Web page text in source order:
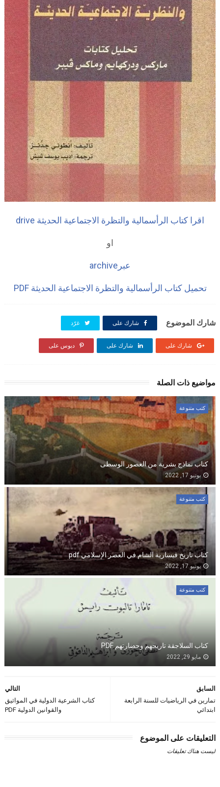
اقرا كتاب الرأسمالية والتظرة الاجتماعية الحديثة drive
او
عبرarchive
تحميل كتاب الرأسمالية والتظرة الاجتماعية الحديثة PDF
شارك الموضوع شارك على غرّد
شارك على شارك على دبوس على
مواضيع ذات الصلة
كتب متنوعة
كتاب نماذج بشرية من العصور الوسطى
يونيو 17, 2022
كتب متنوعة
كتاب تاريخ قيسارية الشام في العصر الإسلامي pdf
يونيو 17, 2022
كتب متنوعة
كتاب السلاجقة تاريخهم وحضارتهم PDF
مايو 29, 2022
التالي
كتاب الشرعية الدولية في المواثيق
والقوانين الدولية PDF
السابق
تمارين في الرياضيات للسنة الرابعة
ابتدائي
التعليقات على الموضوع
ليست هناك تعليقات